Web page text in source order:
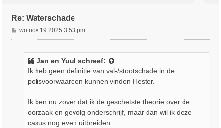
Re: Waterschade
B
e
wo nov 19 2025 3:53 pm
Jan en Yuul schreef:
Ik heb geen definitie van val-/stootschade in de
polisvoorwaarden kunnen vinden Hester.
Ik ben nu zover dat ik de geschetste theorie over de
oorzaak en gevolg onderschrijf, maar dan wil ik deze
casus nog even uitbreiden.